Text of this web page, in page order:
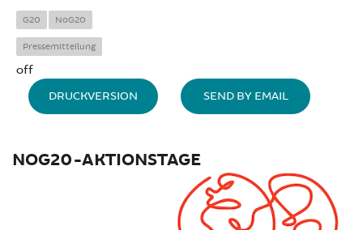
G20 NoG20
Pressemitteilung
off
DRUCKVERSION SEND BY EMAIL
NOG20-AKTIONSTAGE